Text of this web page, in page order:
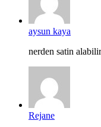
aysun kaya
nerden satin
Rejane